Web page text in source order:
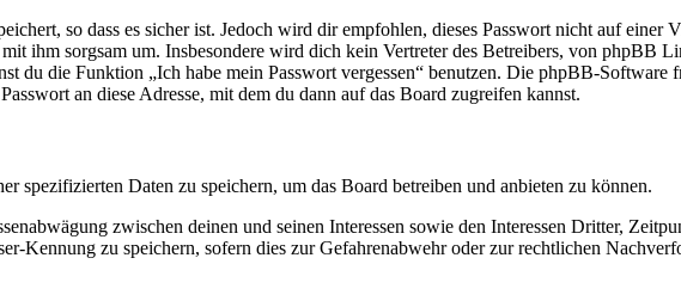
so dass es sicher ist. Jedoch wird dir empfohlen, dieses Passwort nicht auf einer
ihm sorgsam um. Insbesondere wird dich kein Vertreter des Betreibers, von phpBB
du die Funktion „Ich habe mein Passwort vergessen“ benutzen. Die phpBB-Software
an diese Adresse, mit dem du dann auf das Board zugreifen kannst.
spezifizierten Daten zu speichern, um das Board betreiben und anbieten zu können.
zwischen deinen und seinen Interessen sowie den Interessen Dritter,
Kennung zu speichern, sofern dies zur Gefahrenabwehr oder zur rechtlichen